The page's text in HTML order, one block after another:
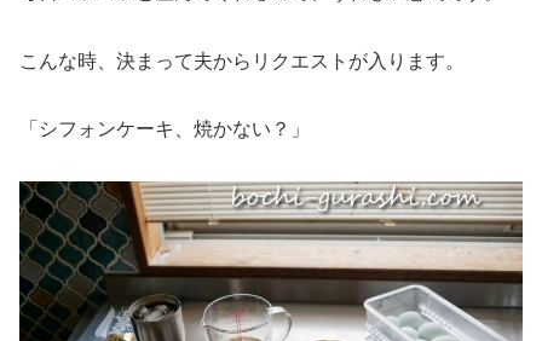
こんな時、決まって夫からリクエストが入ります。
「シフォンケーキ、焼かない？」